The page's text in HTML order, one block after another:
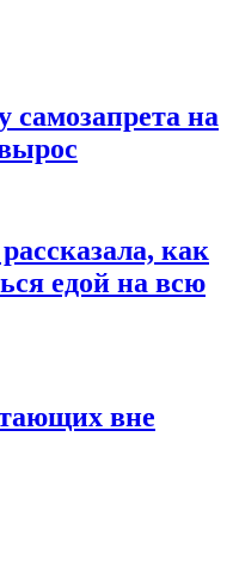
самозапрета на
как
едой на всю
вне